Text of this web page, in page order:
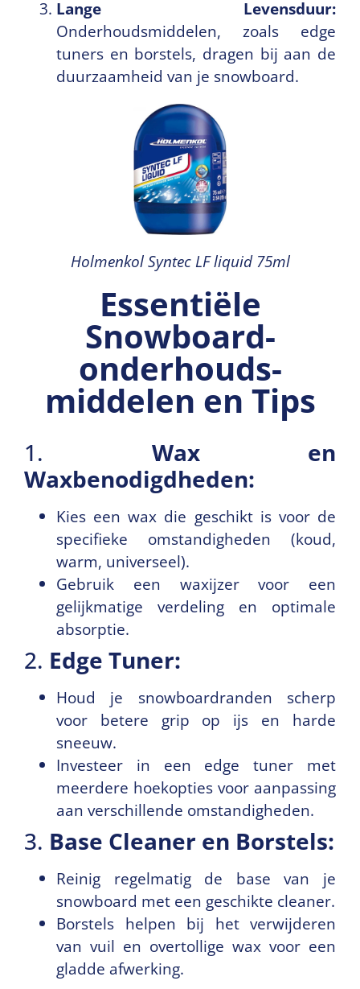
Lange Levensduur:
Onderhoudsmiddelen, zoals edge
tuners en borstels, dragen bij aan de
duurzaamheid van je snowboard.
Holmenkol Syntec LF liquid 75ml
Essentiële
Snowboard­
onderhouds­
middelen en Tips
1. Wax en
Waxbenodigdheden:
Kies een wax die geschikt is voor de
specifieke omstandigheden (koud,
warm, universeel).
Gebruik een waxijzer voor een
gelijkmatige verdeling en optimale
absorptie.
2. Edge Tuner:
Houd je snowboardranden scherp
voor betere grip op ijs en harde
sneeuw.
Investeer in een edge tuner met
meerdere hoekopties voor aanpassing
aan verschillende omstandigheden.
3. Base Cleaner en Borstels:
Reinig regelmatig de base van je
snowboard met een geschikte cleaner.
Borstels helpen bij het verwijderen
van vuil en overtollige wax voor een
gladde afwerking.